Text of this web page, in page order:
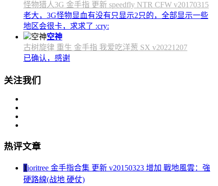
怪物猎人3G 金手指 更新 speedfly NTR CFW v20170315
老大，3G怪物显血有没有只显示2只的，全部显示一些
地区会很卡，求求了 :cry:
空神
古树旋律 重生 金手指 我爱吃洋葱 SX v20221207
已确认，感谢
关注我们
热评文章
1ioritree 金手指合集 更新 v20150323 增加 戰地風雲：強
硬路線(战地 硬仗)